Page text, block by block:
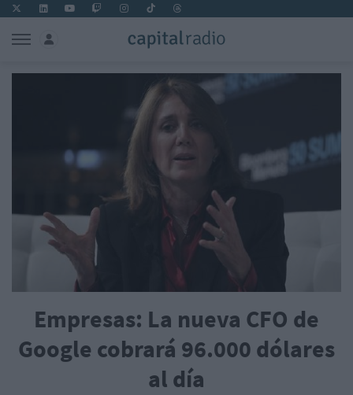
Empresas: La nueva CFO de
Google cobrará 96.000 dólares
al día